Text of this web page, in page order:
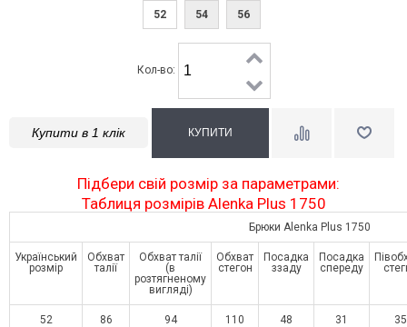
52
54 56
Кол-во:
Купити в 1 клік
Підбери свій розмір за параметрами:
Таблиця розмірів Alenka Plus 1750
Брюки Alenka Plus 1750
Український
розмір
Обхват
талії
Обхват талії
(в
розтягненому
вигляді)
Обхват
стегон
Посадка
ззаду
Посадка
спереду
52 86 94 110 48 31 35